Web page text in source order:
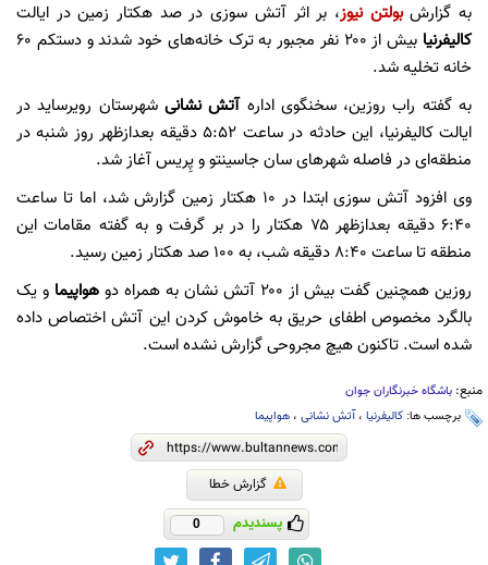
به گزارشبولتن نیوز، بر اثر آتش سوزی در صد هکتار زمین در ایالت
کالیفرنیا
بیش از ۲۰۰ نفر مجبور به ترک خانه‌های خود شدند و دستکم ۶۰
خانه تخلیه شد.
به گفته راب روزین، سخنگوی ادارهآتش نشانی شهرستان رویرساید در
ایالت کالیفرنیا، این حادثه در ساعت ۵:۵۲ دقیقه بعدازظهر روز شنبه در
منطقه‌ای در فاصله شهر‌های سان جاسینتو و پِریس آغاز شد.
وی افزود آتش سوزی ابتدا در ۱۰ هکتار زمین گزارش شد، اما تا ساعت
۶:۴۰ دقیقه بعدازظهر ۷۵ هکتار را در بر گرفت و به گفته مقامات این
منطقه تا ساعت ۸:۴۰ دقیقه شب، به ۱۰۰ صد هکتار زمین رسید.
روزین همچنین گفت بیش از ۲۰۰ آتش نشان به همراه دو
هواپیما و یک
بالگرد مخصوص اطفای حریق به خاموش کردن این آتش اختصاص داده
شده است. تاکنون هیچ مجروحی گزارش نشده است.
منبع: باشگاه خبرنگاران جوان
برچسب ها: کالیفرنیا ،آتش نشانی ، هواپیما
گزارش خطا
پسندیدم 0